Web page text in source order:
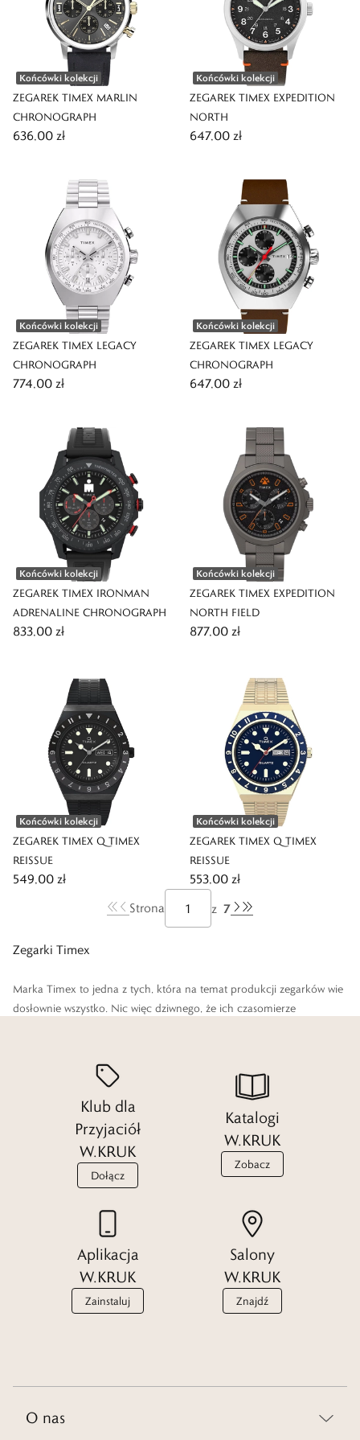
Końcówki kolekcji
ZEGAREK TIMEX MARLIN
CHRONOGRAPH
636,00 zł
Końcówki kolekcji
ZEGAREK TIMEX EXPEDITION
NORTH
647,00 zł
Końcówki kolekcji
ZEGAREK TIMEX LEGACY
CHRONOGRAPH
774,00 zł
Końcówki kolekcji
ZEGAREK TIMEX LEGACY
CHRONOGRAPH
647,00 zł
Końcówki kolekcji
ZEGAREK TIMEX IRONMAN
ADRENALINE CHRONOGRAPH
833,00 zł
Końcówki kolekcji
ZEGAREK TIMEX EXPEDITION
NORTH FIELD
877,00 zł
Końcówki kolekcji
ZEGAREK TIMEX Q TIMEX
REISSUE
549,00 zł
Końcówki kolekcji
ZEGAREK TIMEX Q TIMEX
REISSUE
553,00 zł
Strona
z 7
Zegarki Timex
Marka Timex to jedna z tych, która na temat produkcji zegarków wie
dosłownie wszystko. Nic więc dziwnego, że ich czasomierze
technologię, dużą precyzję działania i piękny wygląd, to wprost
doskonale się składa.
Klub dla
Przyjaciół
W.KRUK
Dołącz
Katalogi
W.KRUK
Zobacz
Aplikacja
W.KRUK
Zainstaluj
Salony
W.KRUK
Znajdź
O nas